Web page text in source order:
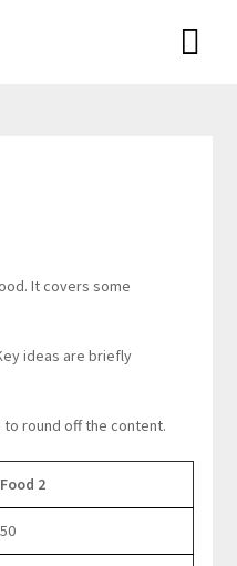
It covers some
ideas are briefly
round off the content.
Food 2
50